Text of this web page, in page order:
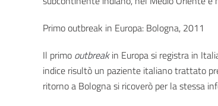
Primo outbreak in Europa: Bologna, 2011
Il primo outbreakin Europa si registra in
indice risultò un paziente italiano trattato
ritorno a Bologna si ricoverò per la stessa